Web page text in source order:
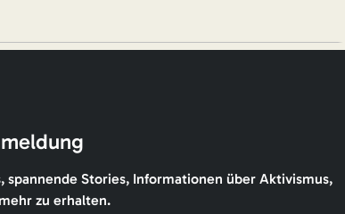
spannende Stories, Informationen über Aktivismus,
zu erhalten.